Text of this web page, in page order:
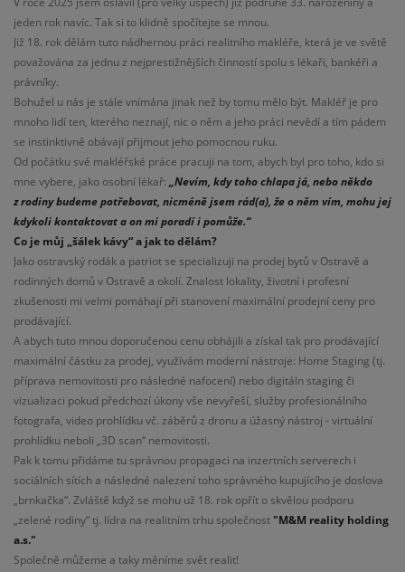
jeden rok navíc. Tak si to klidně spočítejte se mnou.
Již 18. rok dělám tuto nádhernou práci realitního makléře, která je ve světě
považována za jednu z nejprestižnějších činností spolu s lékaři, bankéři a
právníky.
Bohužel u nás je stále vnímána jinak než by tomu mělo být. Makléř je pro
mnoho lidí ten, kterého neznají, nic o něm a jeho práci nevědí a tím pádem
se instinktivně obávají přijmout jeho pomocnou ruku.
Od počátku své makléřské práce pracuji na tom, abych byl pro toho, kdo si
mne vybere, jako osobní lékař: „Nevím, kdy toho chlapa já, nebo někdo
z rodiny budeme potřebovat, nicméně jsem rád(a), že o něm vím, mohu jej
kdykoli kontaktovat a on mi poradí i pomůže.“
Co je můj „šálek kávy“ a jak to dělám?
Jako ostravský rodák a patriot se specializuji na prodej bytů v Ostravě a
rodinných domů v Ostravě a okolí. Znalost lokality, životní i profesní
zkušenosti mi velmi pomáhají při stanovení maximální prodejní ceny pro
prodávající.
A abych tuto mnou doporučenou cenu obhájili a získal tak pro prodávající
maximální částku za prodej, využívám moderní nástroje: Home Staging (tj.
příprava nemovitosti pro následné nafocení) nebo digitáln staging či
vizualizaci pokud předchozí úkony vše nevyřeší, služby profesionálního
fotografa, video prohlídku vč. záběrů z dronu a úžasný nástroj - virtuální
prohlídku neboli „3D scan“ nemovitosti.
Pak k tomu přidáme tu správnou propagaci na inzertních serverech i
sociálních sítích a následné nalezení toho správného kupujícího je doslova
„brnkačka“. Zvláště když se mohu už 18. rok opřít o skvělou podporu
„zelené rodiny“ tj. lídra na realitním trhu společnost "M&M reality holding
a.s."
Společně můžeme a taky měníme svět realit!